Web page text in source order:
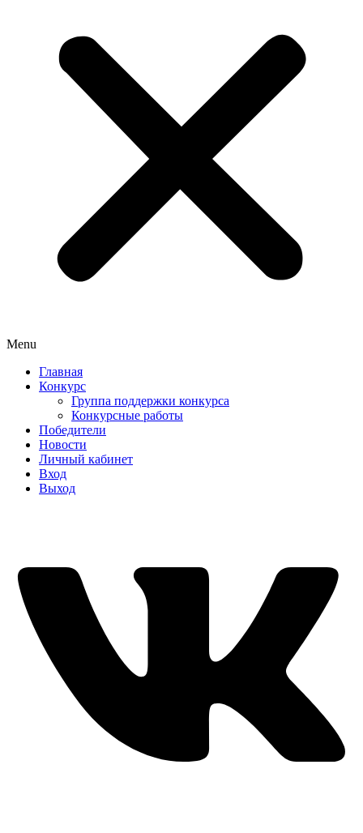
Menu
Главная
Конкурс
Группа поддержки конкурса
Конкурсные работы
Победители
Новости
Личный кабинет
Вход
Выход